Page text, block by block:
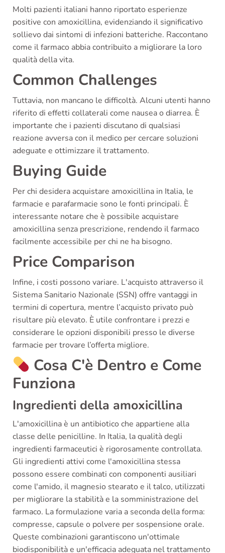
Molti pazienti italiani hanno riportato esperienze
positive con amoxicillina, evidenziando il significativo
sollievo dai sintomi di infezioni batteriche. Raccontano
come il farmaco abbia contribuito a migliorare la loro
qualità della vita.
Common Challenges
Tuttavia, non mancano le difficoltà. Alcuni utenti hanno
riferito di effetti collaterali come nausea o diarrea. È
importante che i pazienti discutano di qualsiasi
reazione avversa con il medico per cercare soluzioni
adeguate e ottimizzare il trattamento.
Buying Guide
Per chi desidera acquistare amoxicillina in Italia, le
farmacie e parafarmacie sono le fonti principali. È
interessante notare che è possibile acquistare
amoxicillina senza prescrizione, rendendo il farmaco
facilmente accessibile per chi ne ha bisogno.
Price Comparison
Infine, i costi possono variare. L'acquisto attraverso il
Sistema Sanitario Nazionale (SSN) offre vantaggi in
termini di copertura, mentre l’acquisto privato può
risultare più elevato. È utile confrontare i prezzi e
considerare le opzioni disponibili presso le diverse
farmacie per trovare l’offerta migliore.
Cosa C'è Dentro e Come
Funziona
Ingredienti della amoxicillina
L'amoxicillina è un antibiotico che appartiene alla
classe delle penicilline. In Italia, la qualità degli
ingredienti farmaceutici è rigorosamente controllata.
Gli ingredienti attivi come l'amoxicillina stessa
possono essere combinati con componenti ausiliari
come l'amido, il magnesio stearato e il talco, utilizzati
per migliorare la stabilità e la somministrazione del
farmaco. La formulazione varia a seconda della forma:
compresse, capsule o polvere per sospensione orale.
Queste combinazioni garantiscono un'ottimale
biodisponibilità e un'efficacia adeguata nel trattamento